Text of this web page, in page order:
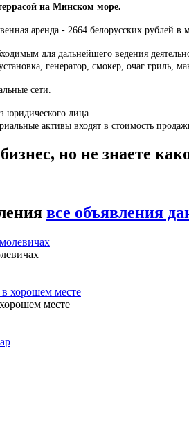
на Минском море.
аренда - 2664 белорусских рублей в
для дальнейшего ведения
генератор, смокер, очаг гриль,
сети.
юридического лица.
активы входят в стоимость
но не знаете
все объявления
месте